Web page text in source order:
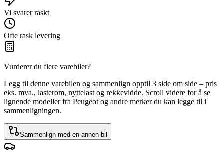
Vi svarer raskt
Ofte rask levering
Vurderer du flere varebiler?
Legg til denne varebilen og sammenlign opptil 3 side om side – pris
eks. mva., lasterom, nyttelast og rekkevidde. Scroll videre for å se
lignende modeller fra Peugeot og andre merker du kan legge til i
sammenligningen.
Sammenlign med en annen bil